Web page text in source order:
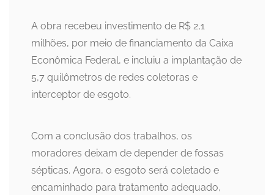
A obra recebeu investimento de R$ 2,1
milhões, por meio de financiamento da Caixa
Econômica Federal, e incluiu a implantação de
5,7 quilômetros de redes coletoras e
interceptor de esgoto.
Com a conclusão dos trabalhos, os
moradores deixam de depender de fossas
sépticas. Agora, o esgoto será coletado e
encaminhado para tratamento adequado,